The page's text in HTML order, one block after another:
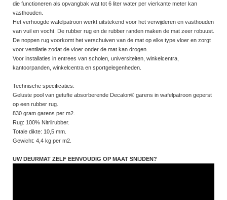
die functioneren als opvangbak wat tot 6 liter water per vierkante meter kan
vasthouden.
Het verhoogde wafelpatroon werkt uitstekend voor het verwijderen en vasthouden
van vuil en vocht. De rubber rug en de rubber randen maken de mat zeer robuust.
De noppen rug voorkomt het verschuiven van de mat op elke type vloer en zorgt
voor ventilatie zodat de vloer onder de mat kan drogen. .
Voor installaties in entrees van scholen, universiteiten, winkelcentra,
kantoorpanden, winkelcentra en sportgelegenheden.
Technische specificaties:
Geluste pool van getufte absorberende Decalon® garens in wafelpatroon geperst
op een rubber rug.
830 gram garens per m2.
Rug: 100% Nitrilrubber.
Totale dikte: 10,5 mm.
Gewicht: 4,4 kg per m2.
UW DEURMAT ZELF EENVOUDIG OP MAAT SNIJDEN?